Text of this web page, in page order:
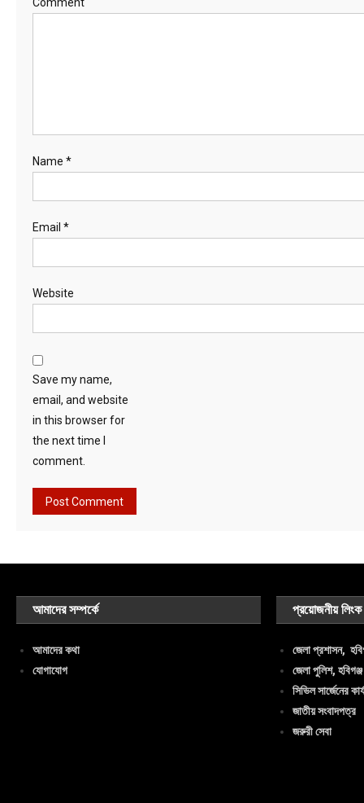
Name *
Email *
Website
Save my name,
email, and website
in this browser for
the next time I
comment.
আমাদের সম্পর্কে
আমাদের কথা
যোগাযোগ
প্রয়োজনীয় লিংক
জেলা প্রশাসন,
জেলা পুলিশ, হবিগঞ্জ
সিভিল সার্জেনের
জাতীয় সংবাদপত্র
জরুরী সেবা